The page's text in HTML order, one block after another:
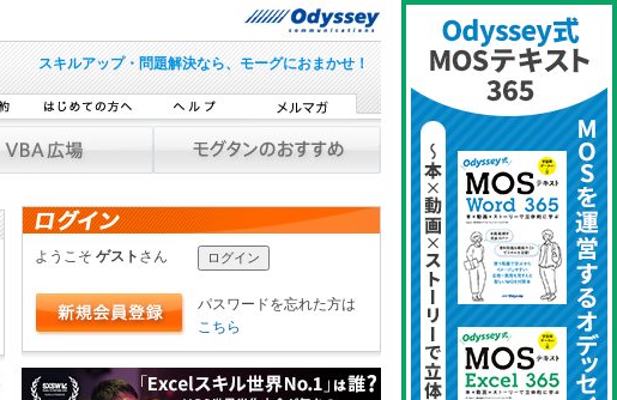
スキルアップ・問題解決なら、モーグにおまかせ！
ようこそ ゲスト さん
パスワードを忘れた方は
こちら